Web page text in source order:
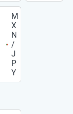
M
X
N
/
J
P
Y